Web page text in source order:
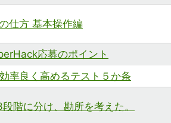
仕方 基本操作編
応募のポイント
率良く高めるテスト５か条
階に分け、勘所を考えた。